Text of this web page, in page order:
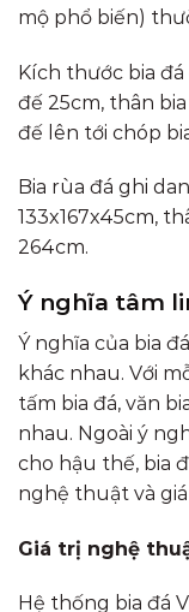
mộ phổ biến)
Kích thước bia
đế 25cm, thân
đế lên tới chóp
Bia rùa đá ghi
133x167x45cm,
264cm.
Ý nghĩa tâm
Ý nghĩa của bia
khác nhau. Với
tấm bia đá, văn
nhau. Ngoài ý
cho hậu thế, bia
nghệ thuật và
Giá trị nghệ
Hệ thống bia đá